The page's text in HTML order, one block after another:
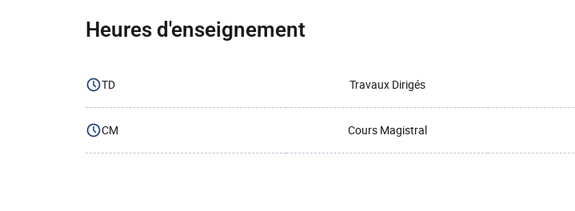
Heures d'enseignement
TD Travaux Dirigés
CM Cours Magistral